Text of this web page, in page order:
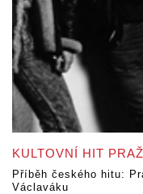
KULTOVNÍ HIT
Příběh českého hitu:
Václaváku